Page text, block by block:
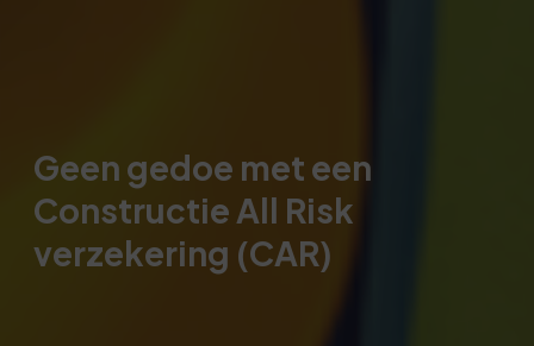
Geen gedoe met een
Constructie All Risk
verzekering (CAR)